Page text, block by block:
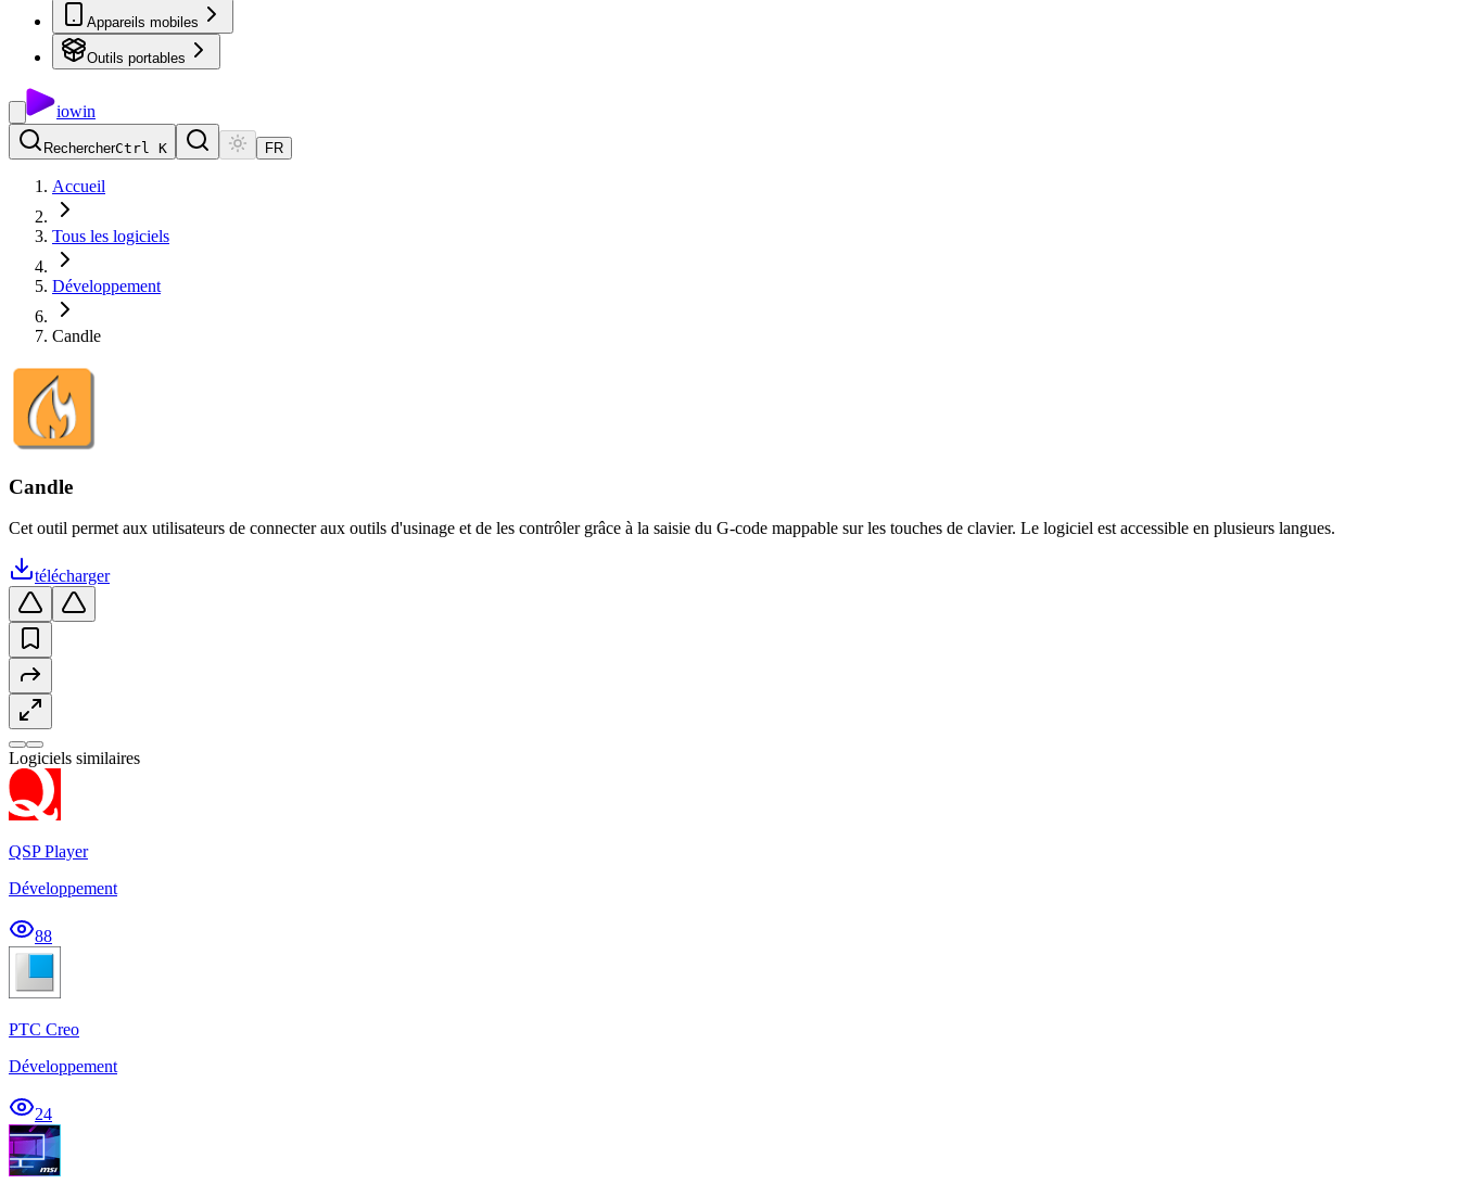
Appareils mobiles
Outils portables
iowin
RechercherCtrl K FR
Accueil
Tous les logiciels
Développement
Candle
Candle
Cet outil permet aux utilisateurs de connecter aux outils d'usinage et de les contrôler grâce à la saisie du G-code mappable sur les touches de clavier. Le logiciel est accessible en plusieurs langues.
télécharger
Logiciels similaires
QSP Player
Développement
88
PTC Creo
Développement
24